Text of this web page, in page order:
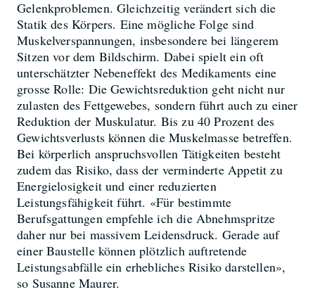
Gelenkproblemen. Gleichzeitig verändert sich die
Statik des Körpers. Eine mögliche Folge sind
Muskelverspannungen, insbesondere bei längerem
Sitzen vor dem Bildschirm. Dabei spielt ein oft
unterschätzter Nebeneffekt des Medikaments eine
grosse Rolle: Die Gewichtsreduktion geht nicht nur
zulasten des Fettgewebes, sondern führt auch zu einer
Reduktion der Muskulatur. Bis zu 40 Prozent des
Gewichtsverlusts können die Muskelmasse betreffen.
Bei körperlich anspruchsvollen Tätigkeiten besteht
zudem das Risiko, dass der verminderte Appetit zu
Energielosigkeit und einer reduzierten
Leistungsfähigkeit führt. «Für bestimmte
Berufsgattungen empfehle ich die Abnehmspritze
daher nur bei massivem Leidensdruck. Gerade auf
einer Baustelle können plötzlich auftretende
Leistungsabfälle ein erhebliches Risiko darstellen»,
so Susanne Maurer.